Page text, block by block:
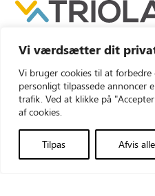
Vi værdsætter dit
Vi bruger cookies til at forbedre
personligt tilpassede annoncer
trafik. Ved at klikke på
af cookies.
Tilpas Afvis alle
Triolab AS
Vallensbækvej 35
2605 Brøndby
CVR-nr.: 21481548